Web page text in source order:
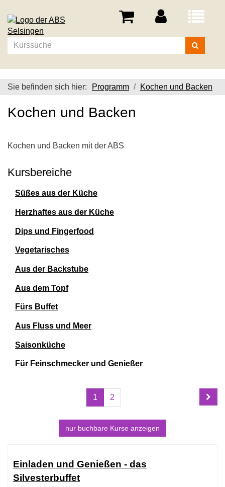
Menü
Kurse
suchen
Sie befinden sich hier: Programm Kochen und Backen
Kochen und Backen
Kochen und Backen mit der ABS
Kursbereiche
Süßes aus der Küche
Herzhaftes aus der Küche
Dips und Fingerfood
Vegetarisches
Aus der Backstube
Aus dem Topf
Fürs Buffet
Aus Fluss und Meer
Saisonküche
Für Feinschmecker und Genießer
Seiten
blättern
1 2
nur buchbare Kurse anzeigen
Tabellenüberschriften
können
sortiert
Einladen und Genießen - das
Silvesterbuffet